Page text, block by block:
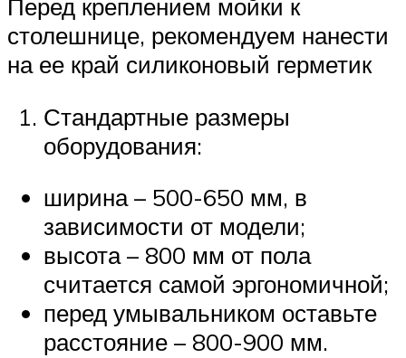
Перед креплением мойки к
столешнице, рекомендуем нанести
на ее край силиконовый герметик
Стандартные размеры
оборудования:
ширина – 500-650 мм, в
зависимости от модели;
высота – 800 мм от пола
считается самой эргономичной;
перед умывальником оставьте
расстояние – 800-900 мм.